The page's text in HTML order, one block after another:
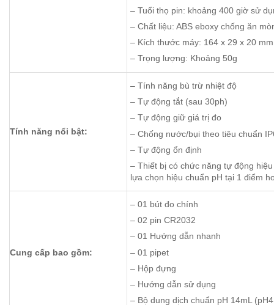
– Tuổi thọ pin: khoảng 400 giờ sử
– Chất liệu: ABS eboxy chống ăn
– Kích thước máy: 164 x 29 x 20 mm
– Trọng lượng: Khoảng 50g
Tính năng nổi bật:
– Tính năng bù trừ nhiệt độ
– Tự động tắt (sau 30ph)
– Tự động giữ giá trị đo
– Chống nước/bụi theo tiêu chuẩn
– Tự động ổn định
– Thiết bị có chức năng tự động
lựa chọn hiệu chuẩn pH tại 1 điểm
Cung cấp bao gồm:
– 01 bút đo chính
– 02 pin CR2032
– 01 Hướng dẫn nhanh
– 01 pipet
– Hộp đựng
– Hướng dẫn sử dụng
– Bộ dung dịch chuẩn pH 14mL